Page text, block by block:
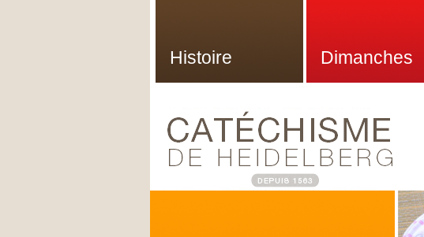
Histoire Dimanches